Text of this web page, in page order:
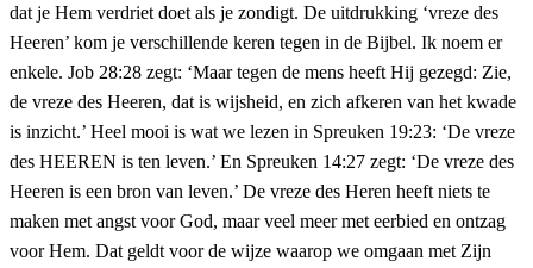
dat je Hem verdriet doet als je zondigt. De uitdrukking ‘vreze des
Heeren’ kom je verschillende keren tegen in de Bijbel. Ik noem er
enkele. Job 28:28 zegt: ‘Maar tegen de mens heeft Hij gezegd: Zie,
de vreze des Heeren, dat is wijsheid, en zich afkeren van het kwade
is inzicht.’ Heel mooi is wat we lezen in Spreuken 19:23: ‘De vreze
des HEEREN is ten leven.’ En Spreuken 14:27 zegt: ‘De vreze des
Heeren is een bron van leven.’ De vreze des Heren heeft niets te
maken met angst voor God, maar veel meer met eerbied en ontzag
voor Hem. Dat geldt voor de wijze waarop we omgaan met Zijn